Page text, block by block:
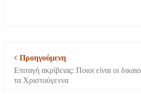
Προηγούμενη
Επιταγή ακρίβειας: Ποιοι είναι οι
τα Χριστούγεννα